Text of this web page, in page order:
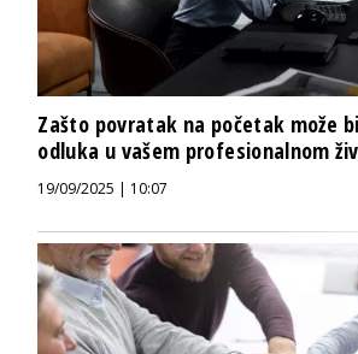
Zašto povratak na početak može
odluka u vašem profesionalnom
19/09/2025 | 10:07